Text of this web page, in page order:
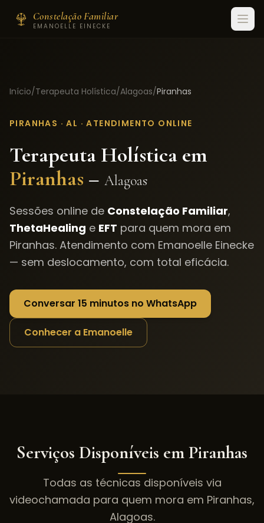
Constelação Familiar
EMANOELLE EINECKE
Início/Terapeuta Holística/Alagoas/Piranhas
PIRANHAS ·AL · ATENDIMENTO ONLINE
Terapeuta Holística em
Piranhas – Alagoas
Sessões online de Constelação Familiar,
ThetaHealing e EFT para quem mora em
Piranhas. Atendimento com Emanoelle Einecke
— sem deslocamento, com total eficácia.
Conversar 15 minutos no WhatsApp
Conhecer a Emanoelle
Serviços Disponíveis emPiranhas
Todas as técnicas disponíveis via
videochamada para quem mora em Piranhas,
Alagoas.